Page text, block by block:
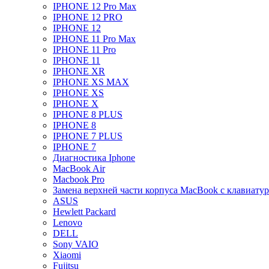
IPHONE 12 Pro Max
IPHONE 12 PRO
IPHONE 12
IPHONE 11 Pro Max
IPHONE 11 Pro
IPHONE 11
IPHONE XR
IPHONE XS MAX
IPHONE XS
IPHONE X
IPHONE 8 PLUS
IPHONE 8
IPHONE 7 PLUS
IPHONE 7
Диагностика Iphone
MacBook Air
Macbook Pro
Замена верхней части корпуса MacBook с
ASUS
Hewlett Packard
Lenovo
DELL
Sony VAIO
Xiaomi
Fujitsu